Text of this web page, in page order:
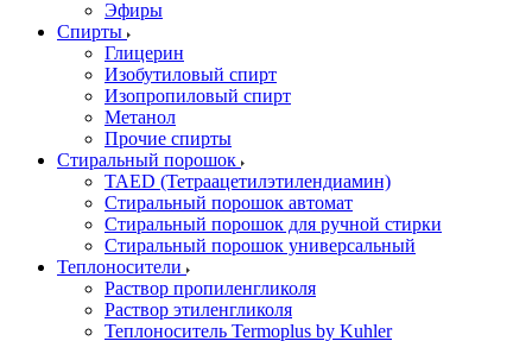
Эфиры
Спирты
Глицерин
Изобутиловый спирт
Изопропиловый спирт
Метанол
Прочие спирты
Стиральный порошок
TAED (Тетраацетилэтилендиамин)
Стиральный порошок автомат
Стиральный порошок для ручной стирки
Стиральный порошок универсальный
Теплоносители
Раствор пропиленгликоля
Раствор этиленгликоля
Теплоноситель Termoplus by Kuhler